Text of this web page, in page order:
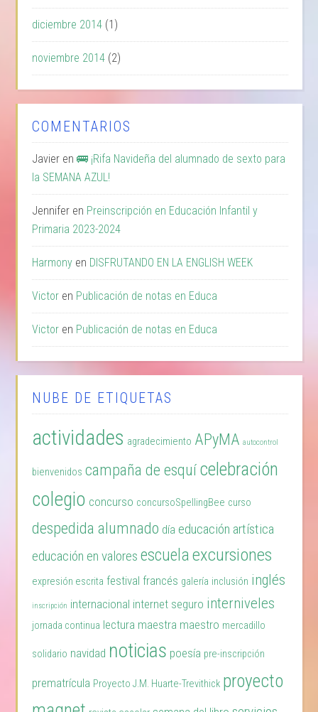
diciembre 2014 (1)
noviembre 2014 (2)
COMENTARIOS
Javier en🚌 ¡Rifa Navideña del alumnado de sexto para
la SEMANA AZUL!
Jennifer en Preinscripción en Educación Infantil y
Primaria 2023-2024
Harmony en DISFRUTANDO EN LA ENGLISH WEEK
Victor en Publicación de notas en Educa
Victor en Publicación de notas en Educa
NUBE DE ETIQUETAS
actividades agradecimiento APyMA autocontrol
bienvenidos campaña de esquícelebración
colegio concurso concursoSpellingBee curso
despedida alumnado día educación artística
educación en valores escuelaexcursiones
expresión escrita festival francés galería inclusión inglés
inscripción internacional internet seguro interniveles
jornada continua lectura maestra maestro mercadillo
solidario navidad noticias poesía pre-inscripción
prematrícula Proyecto J.M. Huarte-Trevithick proyecto